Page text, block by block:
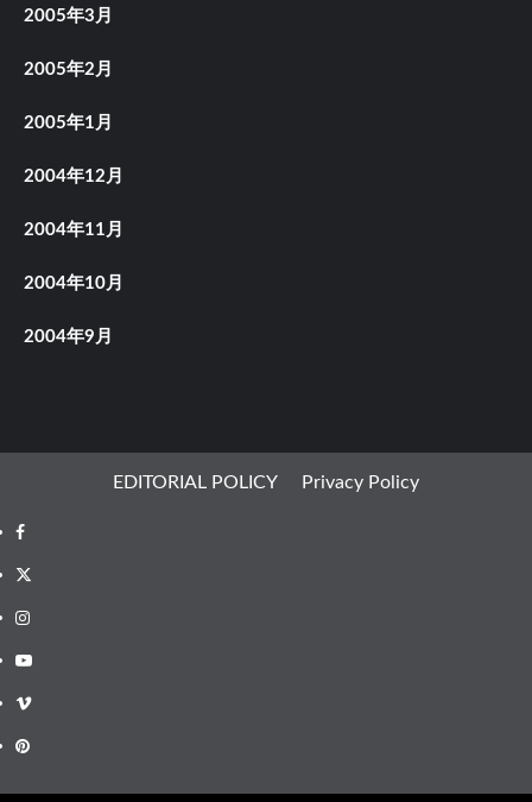
2005年3月
2005年2月
2005年1月
2004年12月
2004年11月
2004年10月
2004年9月
EDITORIAL POLICY Privacy Policy
Facebook
X
Instagram
Youtube
Vimeo
Pinterest